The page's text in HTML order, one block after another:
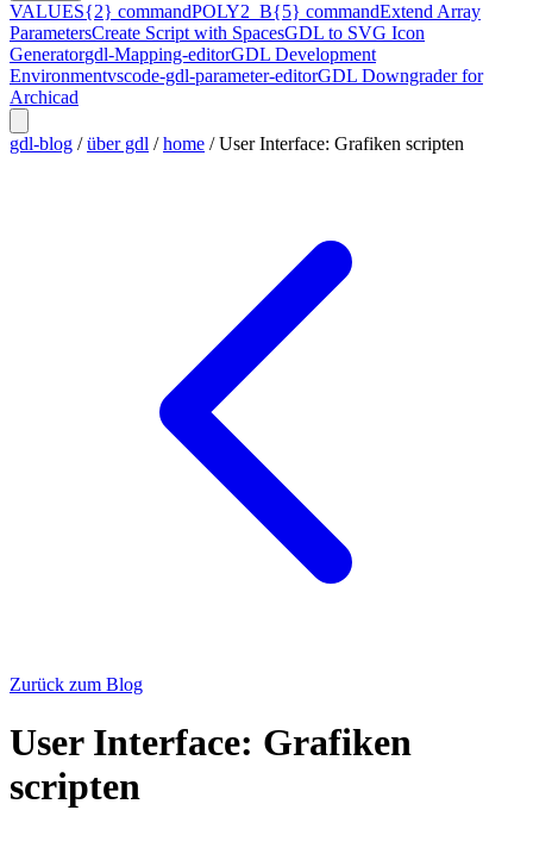
VALUES{2} commandPOLY2_B{5} commandExtend Array
ParametersCreate Script with SpacesGDL to SVG Icon
Generatorgdl-Mapping-editorGDL Development
Environmentvscode-gdl-parameter-editorGDL Downgrader for
Archicad
gdl-blog / über gdl / home / User Interface: Grafiken scripten
Zurück zum Blog
User Interface: Grafiken
scripten